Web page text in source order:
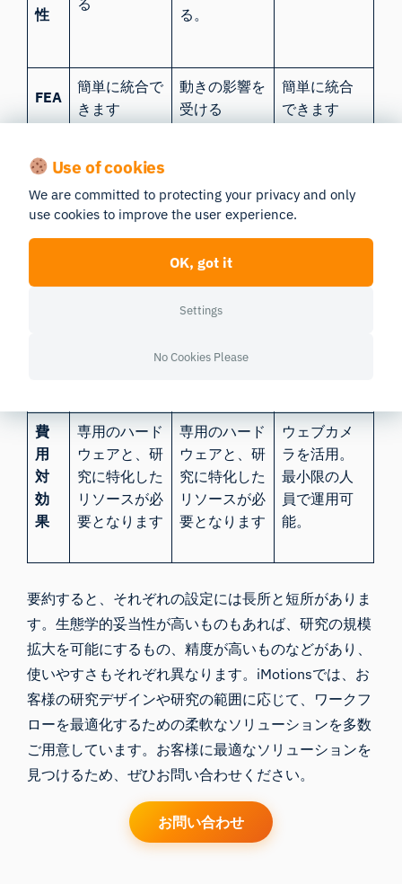
性
る。
FEA
簡単に統合で
きます
動きの影響を
受ける
簡単に統合
できます
他
の
セ
ン
GSR、EMG、
GSR、ECG、
が容易
オンライン
利用できま
費
用
対
効
果
専用のハード
ウェアと、研
究に特化した
リソースが必
要となります
専用のハード
ウェアと、研
究に特化した
リソースが必
要となります
ウェブカメ
ラを活用。
最小限の人
員で運用可
能。
要約すると、それぞれの設定には長所と短所がありま
す。生態学的妥当性が高いものもあれば、研究の規模
拡大を可能にするもの、精度が高いものなどがあり、
使いやすさもそれぞれ異なります。iMotionsでは、お
客様の研究デザインや研究の範囲に応じて、ワークフ
ローを最適化するための柔軟なソリューションを多数
ご用意しています。お客様に最適なソリューションを
見つけるため、ぜひお問い合わせください。
お問い合わせ
Use of cookies
We are committed to protecting your privacy and only
use cookies to improve the user experience.
OK, got it
Settings
No Cookies Please